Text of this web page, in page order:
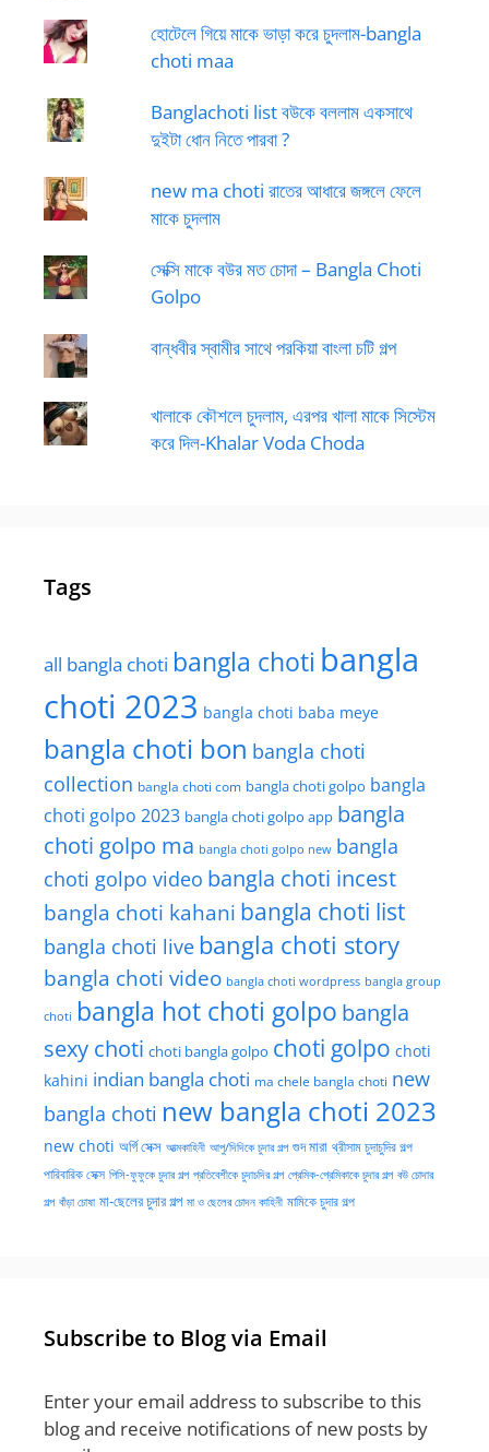
হোটেলে গিয়ে মাকে ভাড়া করে চুদলাম-bangla
choti maa
Banglachoti list বউকে বললাম একসাথে
দুইটা ধোন নিতে পারবা ?
new ma choti রাতের আধারে জঙ্গলে ফেলে
মাকে চুদলাম
সেক্সি মাকে বউর মত চোদা – Bangla Choti
Golpo
বান্ধবীর স্বামীর সাথে পরকিয়া বাংলা চটি গল্প
খালাকে কৌশলে চুদলাম, এরপর খালা মাকে সিস্টেম
করে দিল-Khalar Voda Choda
Tags
all bangla choti bangla choti bangla
choti 2023 bangla choti baba meye
bangla choti bon bangla choti
collection bangla choti com bangla choti golpo bangla
choti golpo 2023 bangla choti golpo app bangla
choti golpo ma bangla choti golpo new bangla
choti golpo video bangla choti incest
bangla choti kahani bangla choti list
bangla choti live bangla choti story
bangla choti video bangla choti wordpress bangla group
choti bangla hot choti golpo bangla
sexy choti choti bangla golpo choti golpo choti
kahini indian bangla choti ma chele bangla choti new
bangla choti new bangla choti 2023
new choti অর্গি সেক্স আত্মকাহিনী আপু/দিদিকে চুদার গল্প গুদ মারা থ্রীসাম চুদাচুদির গল্প
পারিবারিক সেক্স পিসি-ফুফুকে চুদার গল্প প্রতিবেশীকে চুদাচদির গল্প প্রেমিক-প্রেমিকাকে চুদার গল্প বউ চোদার
গল্প বাঁড়া চোষা মা-ছেলের চুদার গল্প মা ও ছেলের চোদন কাহিনী মামিকে চুদার গল্প
Subscribe to Blog via Email
Enter your email address to subscribe to this
blog and receive notifications of new posts by